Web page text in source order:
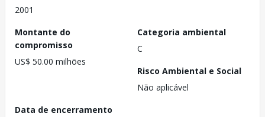
2001
Montante do
compromisso
US$ 50.00 milhões
Categoria ambiental
C
Risco Ambiental e Social
Não aplicável
Data de encerramento